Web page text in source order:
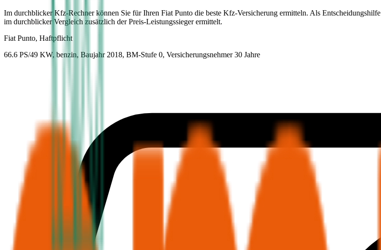
Im durchblicker Kfz-Rechner können Sie für Ihren Fiat Punto die beste Kfz-Versicherung ermitteln. Als
im durchblicker Vergleich zusätzlich der Preis-Leistungssieger ermittelt.
Fiat Punto, Haftpflicht
66.6 PS/49 KW, benzin, Baujahr 2018, BM-Stufe 0, Versicherungsnehmer 30 Jahre